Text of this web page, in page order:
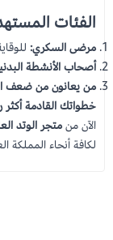
الفئات
مرضى السكري:
أصحاب الأنشطة
من يعانون من ضعف
خطواتك القادمة
الآن منمتجر الوتد
لكافة أنحاء المملكة